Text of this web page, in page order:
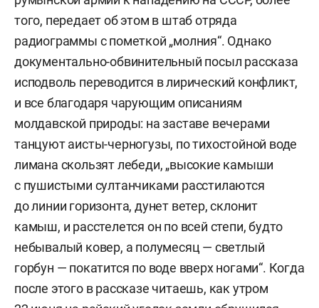
того, передает об этом в штаб отряда
радиограммы с пометкой „молния“. Однако
документально-обвинительный посыл рассказа
исподволь переводится в лирический конфликт,
и все благодаря чарующим описаниям
молдавской природы: на заставе вечерами
танцуют аисты-черногузы, по тихостойной воде
лимана скользят лебеди, „высокие камыши
с пушистыми султанчиками расстилаются
до линии горизонта, дунет ветер, склонит
камыш, и расстелется он по всей степи, будто
небывалый ковер, а полумесяц — светлый
горбун — покатится по воде вверх ногами“. Когда
после этого в рассказе читаешь, как утром